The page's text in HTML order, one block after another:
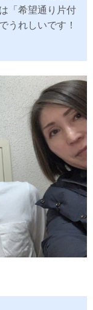
「希望通り片付
うれしいです！